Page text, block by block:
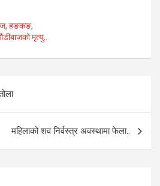
, हङकङ,
मृत्यु..
महिलाको शव निर्वस्त्र अवस्थामा फेला..